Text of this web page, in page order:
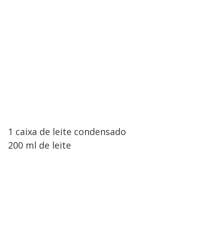
1 caixa de leite condensado
200 ml de leite